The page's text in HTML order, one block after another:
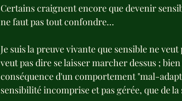
Certains craignent encore que devenir
ne faut pas tout confondre...
Je suis la preuve vivante que sensible ne
veut pas dire se laisser marcher dessus ;
conséquence d'un comportement "mal-
sensibilité incomprise et pas gérée, que de